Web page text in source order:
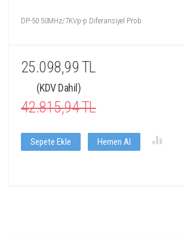
DP-50 50MHz/7KVp-p Diferansiyel Prob
25.098,99 TL
(KDV Dahil)
42.815,94 TL
Sepete Ekle Hemen Al